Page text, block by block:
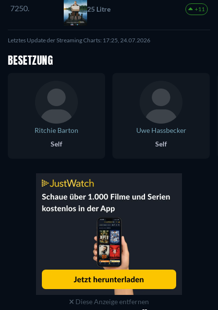
7250. 25 Litre +11
Letztes Update der Streaming Charts: 17:25, 24.07.2026
BESETZUNG
Ritchie Barton
Self
Uwe Hassbecker
Self
Diese Anzeige entfernen